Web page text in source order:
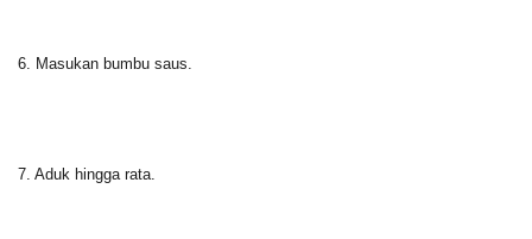
6. Masukan bumbu saus.
7. Aduk hingga rata.